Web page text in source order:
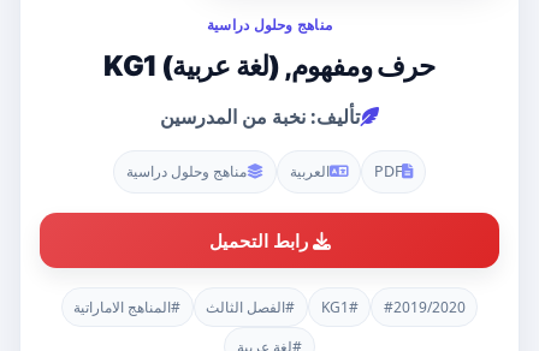
مناهج وحلول دراسية
حرف ومفهوم, (لغة عربية) KG1
تأليف: نخبة من المدرسين
PDF العربية مناهج وحلول دراسية
رابط التحميل
#2019/2020
#KG1 #الفصل الثالث
#المناهج الاماراتية
#لغة عربية